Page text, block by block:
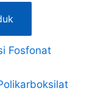
Fosfonat